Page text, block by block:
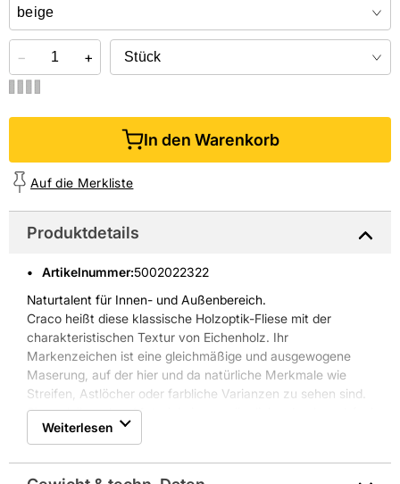
− +
In den Warenkorb
Auf die Merkliste
Produktdetails
Artikelnummer:5002022322
Naturtalent für Innen- und Außenbereich.
Craco heißt diese klassische Holzoptik-Fliese mit der
charakteristischen Textur von Eichenholz. Ihr
Markenzeichen ist eine gleichmäßige und ausgewogene
Maserung, auf der hier und da natürliche Merkmale wie
Streifen, Astlöcher oder farbliche Varianzen zu sehen sind.
Sie verleihen dem Material ein ursprüngliches Look-and-feel
und unaufdringliche Authentizität. Durch das gestreckte
Format sieht die Fliese wie ein Dielenboden aus, der im
ganzen Haus für wohnliche Atmosphäre sorgt. Gleichzeitig
Weiterlesen